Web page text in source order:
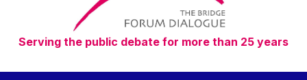
Vassilios Skouris
Vítor Manuel da Silva Caldeira
Viviane Reding
Walter Hagg
Serving the public debate for more than 25 years